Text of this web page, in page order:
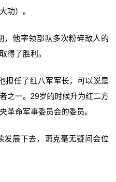
功）。
，他率领部队多次粉碎敌人的
得了胜利。
担任了红八军军长，可以说是
之一。29岁的时候升为红二方
革命军事委员会的委员。
发展下去，萧克毫无疑问会位